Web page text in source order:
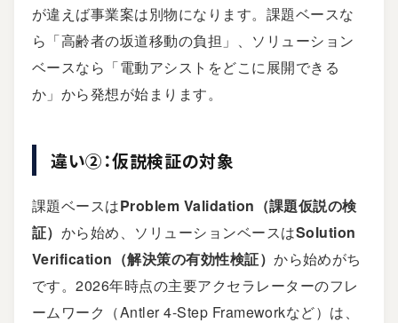
が違えば事業案は別物になります。課題ベースな
ら「高齢者の坂道移動の負担」、ソリューション
ベースなら「電動アシストをどこに展開できる
か」から発想が始まります。
違い②：仮説検証の対象
課題ベースはProblem Validation（課題仮説の検
証） から始め、ソリューションベースはSolution
Verification（解決策の有効性検証）から始めがち
です。2026年時点の主要アクセラレーターのフレ
ームワーク（Antler 4-Step Frameworkなど）は、